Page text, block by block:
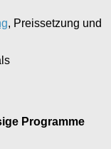
, Preissetzung und
Programme